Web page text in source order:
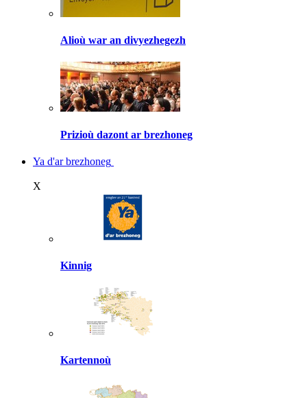
Alioù war an divyezhegezh
Prizioù dazont ar brezhoneg
Ya d'ar brezhoneg
X
Kinnig
Kartennoù